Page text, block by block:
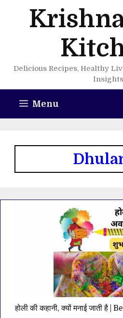
Delicious Recipes, Healthy
Insights
Menu
होली की कहानी, क्यों मनाई जाती